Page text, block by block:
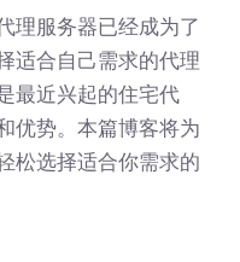
理服务器已经成为了
适合自己需求的代理
最近兴起的住宅代
优势。本篇博客将为
松选择适合你需求的